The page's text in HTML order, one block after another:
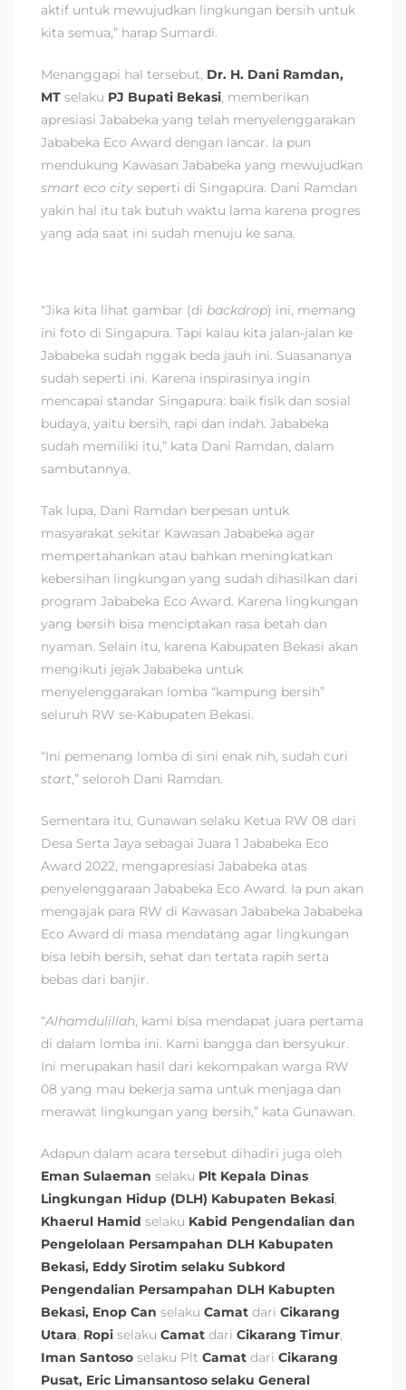
aktif untuk mewujudkan lingkungan bersih untuk
kita semua,” harap Sumardi.
Menanggapi hal tersebut, Dr. H. Dani Ramdan,
MT selaku PJ Bupati Bekasi, memberikan
apresiasi Jababeka yang telah menyelenggarakan
Jababeka Eco Award dengan lancar. Ia pun
mendukung Kawasan Jababeka yang mewujudkan
smart eco city seperti di Singapura. Dani Ramdan
yakin hal itu tak butuh waktu lama karena progres
yang ada saat ini sudah menuju ke sana.
“Jika kita lihat gambar (di backdrop) ini, memang
ini foto di Singapura. Tapi kalau kita jalan-jalan ke
Jababeka sudah nggak beda jauh ini. Suasananya
sudah seperti ini. Karena inspirasinya ingin
mencapai standar Singapura: baik fisik dan sosial
budaya, yaitu bersih, rapi dan indah. Jababeka
sudah memiliki itu,” kata Dani Ramdan, dalam
sambutannya.
Tak lupa, Dani Ramdan berpesan untuk
masyarakat sekitar Kawasan Jababeka agar
mempertahankan atau bahkan meningkatkan
kebersihan lingkungan yang sudah dihasilkan dari
program Jababeka Eco Award. Karena lingkungan
yang bersih bisa menciptakan rasa betah dan
nyaman. Selain itu, karena Kabupaten Bekasi akan
mengikuti jejak Jababeka untuk
menyelenggarakan lomba “kampung bersih”
seluruh RW se-Kabupaten Bekasi.
“Ini pemenang lomba di sini enak nih, sudah curi
start,” seloroh Dani Ramdan.
Sementara itu, Gunawan selaku Ketua RW 08 dari
Desa Serta Jaya sebagai Juara 1 Jababeka Eco
Award 2022, mengapresiasi Jababeka atas
penyelenggaraan Jababeka Eco Award. Ia pun akan
mengajak para RW di Kawasan Jababeka Jababeka
Eco Award di masa mendatang agar lingkungan
bisa lebih bersih, sehat dan tertata rapih serta
bebas dari banjir.
“Alhamdulillah, kami bisa mendapat juara pertama
di dalam lomba ini. Kami bangga dan bersyukur.
Ini merupakan hasil dari kekompakan warga RW
08 yang mau bekerja sama untuk menjaga dan
merawat lingkungan yang bersih,” kata Gunawan.
Adapun dalam acara tersebut dihadiri juga oleh
Eman Sulaeman selaku Plt Kepala Dinas
Lingkungan Hidup (DLH) Kabupaten Bekasi,
Khaerul Hamid selaku Kabid Pengendalian dan
Pengelolaan Persampahan DLH Kabupaten
Bekasi, Eddy Sirotim selaku Subkord
Pengendalian Persampahan DLH Kabupten
Bekasi, Enop Can selaku Camat dari Cikarang
Utara, Ropi selaku Camat dari Cikarang Timur,
Iman Santoso selaku Plt Camat dari Cikarang
Pusat, Eric Limansantoso selaku General